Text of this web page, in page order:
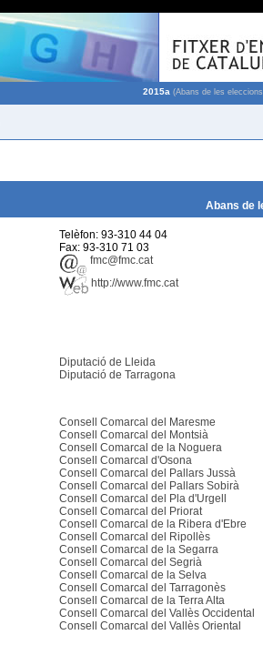
2015a (Abans de les
Abans de
Telèfon: 93-310 44 04
Fax: 93-310 71 03
fmc@fmc.cat
http://www.fmc.cat
Diputació de Lleida
Diputació de Tarragona
Consell Comarcal del Maresme
Consell Comarcal del Montsià
Consell Comarcal de la Noguera
Consell Comarcal d'Osona
Consell Comarcal del Pallars Jussà
Consell Comarcal del Pallars Sobirà
Consell Comarcal del Pla d'Urgell
Consell Comarcal del Priorat
Consell Comarcal de la Ribera d'Ebre
Consell Comarcal del Ripollès
Consell Comarcal de la Segarra
Consell Comarcal del Segrià
Consell Comarcal de la Selva
Consell Comarcal del Tarragonès
Consell Comarcal de la Terra Alta
Consell Comarcal del Vallès Occidental
Consell Comarcal del Vallès Oriental